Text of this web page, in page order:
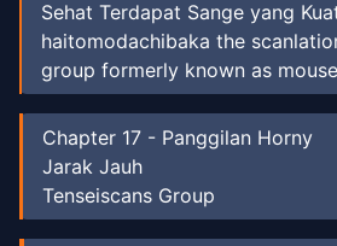
Sehat Terdapat Sange yang
haitomodachibaka the
group formerly known as
Chapter 17 - Panggilan Horny
Jarak Jauh
Tenseiscans Group